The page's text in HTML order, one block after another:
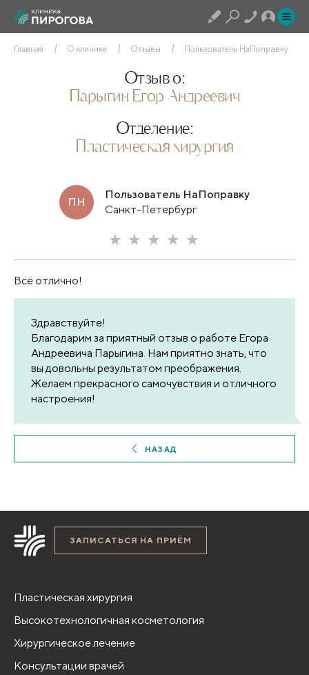
Главная О клинике Отзывы Пользователь НаПоправку
Отзыв о:
Парыгин Егор Андреевич
Отделение:
Пластическая хирургия
ПН
Пользователь НаПоправку
Санкт-Петербург
Всё отлично!
Здравствуйте!
Благодарим за приятный отзыв о работе Егора
Андреевича Парыгина. Нам приятно знать, что
вы довольны результатом преображения.
Желаем прекрасного самочувствия и отличного
настроения!
НАЗАД
ЗАПИСАТЬСЯ НА ПРИЁМ
Пластическая хирургия
Высокотехнологичная косметология
Хирургическое лечение
Консультации врачей